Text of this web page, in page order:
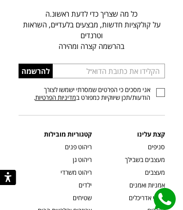
כל מה שצריך כדי לדעת ראשונ.ה
על קולקציות חדשות, מבצעים בלעדיים, השראות
וטרנדים
בהרשמה קצרה ומהירה
הכניסו
כתובת
דוא”ל
להרשמה
אני מסכים כי הפרטים שמסרתי ישמשו לצורך
הודעות/תכן שיווקיות כמפורט במדיניות הפרטיות.
קצת עלינו
סניפים
מעצבים בשבילך
מעצבים
אמניות ואמנים
קשרי אדריכלים
קטגוריות מובילות
ריהוט פנים
ריהוט גן
ריהוט משרדי
ילדים
שטיחים